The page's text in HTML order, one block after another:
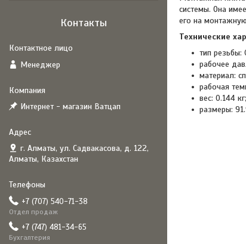
системы. Она
его на
Технические
тип резьбы:
рабочее
материал:
рабочая
вес: 0.144 кг;
размеры:
Контакты
Менеджер
Интернет - магазин Ватцап
г. Алматы, ул. Садвакасова, д. 122,
Алматы, Казахстан
+7 (707) 540-71-38
Отдел продаж
+7 (747) 481-34-65
Бухгалтерия